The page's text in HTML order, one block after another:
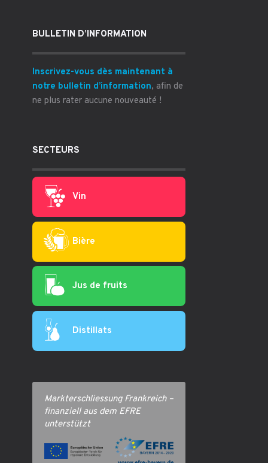
BULLETIN D’INFORMATION
Inscrivez-vous dès maintenant à
notre bulletin d’information, afin de
ne plus rater aucune nouveauté !
SECTEURS
Vin
Bière
Jus de fruits
Distillats
Markterschliessung Frankreich –
finanziell aus dem EFRE
unterstützt